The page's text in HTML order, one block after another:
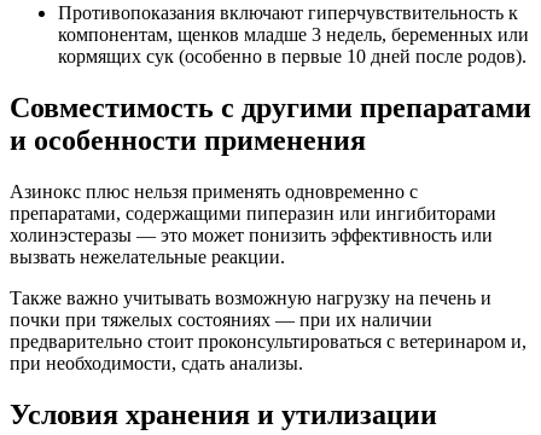
Противопоказания включают гиперчувствительность к
компонентам, щенков младше 3 недель, беременных или
кормящих сук (особенно в первые 10 дней после родов).
Совместимость с другими препаратами
и особенности применения
Азинокс плюс нельзя применять одновременно с
препаратами, содержащими пиперазин или ингибиторами
холинэстеразы — это может понизить эф­фективность или
вызвать нежелательные реакции.
Также важно учитывать возможную нагрузку на печень и
почки при тяжелых состояниях — при их наличии
предварительно стоит проконсультироваться с ветеринаром и,
при необходимости, сдать анализы.
Условия хранения и утилизации